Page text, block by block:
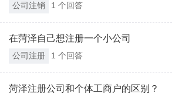
公司注销 1 个回答
在菏泽自己想注册一个小公司
公司注册 1 个回答
菏泽注册公司和个体工商户的区别？